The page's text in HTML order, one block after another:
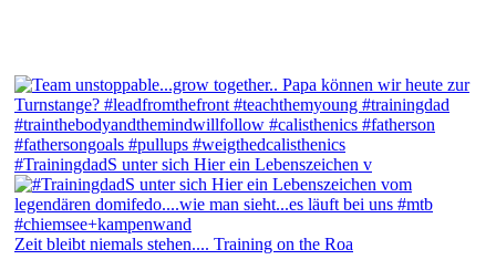
#TrainingdadS unter sich Hier ein Lebenszeichen v
Zeit bleibt niemals stehen.... Training on the Roa